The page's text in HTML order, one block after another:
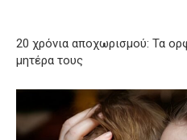
20 χρόνια αποχωρισμού: Τα
μητέρα τους